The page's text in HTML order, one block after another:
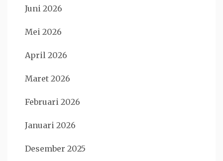
Juni 2026
Mei 2026
April 2026
Maret 2026
Februari 2026
Januari 2026
Desember 2025